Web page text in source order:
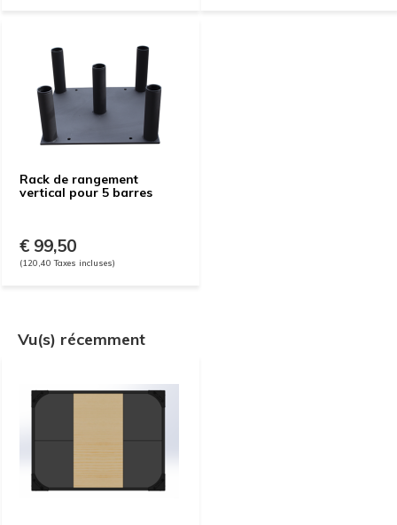
Rack de rangement
vertical pour 5 barres
€ 99,50
(120,40 Taxes incluses)
Vu(s) récemment